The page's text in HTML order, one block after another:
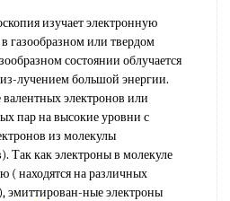
изучает электронную
газообразном или твердом
состоянии облучается
лучением большой энергии.
электронов или
пар на высокие уровни с
из молекулы
Так как электроны в молекуле
( находятся на различных
эмиттирован-ные электроны